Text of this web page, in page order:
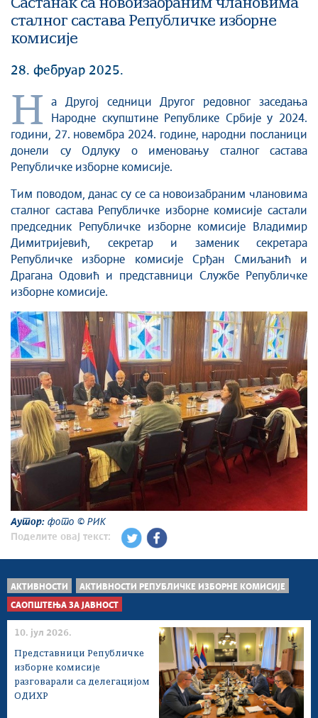
Састанак са новоизабраним члановима
сталног састава Републичке изборне
комисије
28. фебруар 2025.
Н
а Другој седници Другог редовног заседања
Народне скупштине Републике Србије у 2024.
години, 27. новембра 2024. године, народни посланици
донели су Одлуку о именовању сталног састава
Републичке изборне комисије.
Тим поводом, данас су се са новоизабраним члановима
сталног састава Републичке изборне комисије састали
председник Републичке изборне комисије Владимир
Димитријевић, секретар и заменик секретара
Републичке изборне комисије Срђан Смиљанић и
Драгана Одовић и представници Службе Републичке
изборне комисије.
Аутор: фото © РИК
Поделите овај текст:
АКТИВНОСТИ АКТИВНОСТИ РЕПУБЛИЧКЕ ИЗБОРНЕ КОМИСИЈЕ
САОПШТЕЊА ЗА ЈАВНОСТ
10. јул 2026.
Представници Републичке
изборне комисије
разговарали са делегацијом
ОДИХР